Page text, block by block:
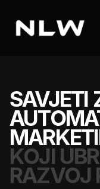
SAVJETI
KOJI
RAZVOJ